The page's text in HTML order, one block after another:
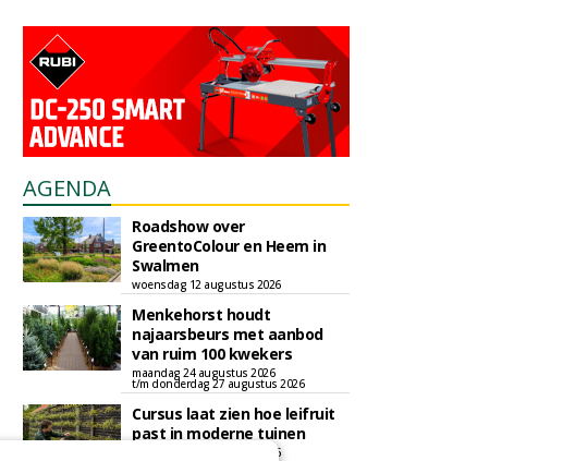
AGENDA
Roadshow over
GreentoColour en Heem in
Swalmen
woensdag 12 augustus 2026
Menkehorst houdt
najaarsbeurs met aanbod
van ruim 100 kwekers
maandag 24 augustus 2026
t/m donderdag 27 augustus 2026
Cursus laat zien hoe leifruit
past in moderne tuinen
woensdag 26 augustus 2026